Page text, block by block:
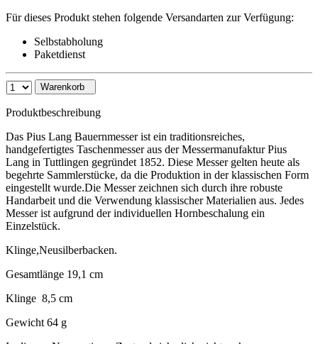
Für dieses Produkt stehen folgende Versandarten zur Verfügung:
Selbstabholung
Paketdienst
Warenkorb
Produktbeschreibung
Das Pius Lang Bauernmesser ist ein traditionsreiches,
handgefertigtes Taschenmesser aus der Messermanufaktur Pius
Lang in Tuttlingen gegründet 1852. Diese Messer gelten heute als
begehrte Sammlerstücke, da die Produktion in der klassischen Form
eingestellt wurde.Die Messer zeichnen sich durch ihre robuste
Handarbeit und die Verwendung klassischer Materialien aus. Jedes
Messer ist aufgrund der individuellen Hornbeschalung ein
Einzelstück.
Klinge,Neusilberbacken.
Gesamtlänge 19,1 cm
Klinge 8,5 cm
Gewicht 64 g